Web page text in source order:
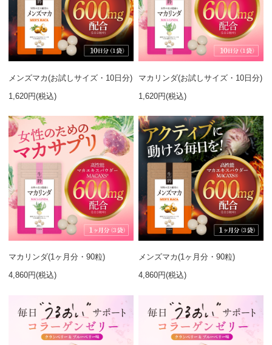
メンズマカ(お試しサイズ・10日分)
1,620円(税込)
マカリンダ(お試しサイズ・10日分)
1,620円(税込)
マカリンダ(1ヶ月分・90粒)
4,860円(税込)
メンズマカ(1ヶ月分・90粒)
4,860円(税込)